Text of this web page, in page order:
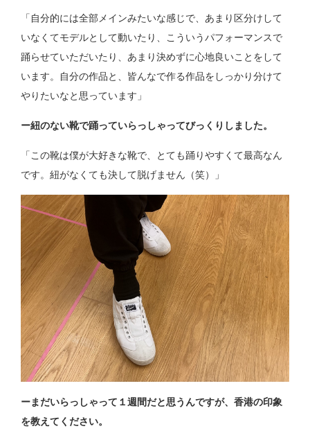
「自分的には全部メインみたいな感じで、あまり区分けして
いなくてモデルとして動いたり、こういうパフォーマンスで
踊らせていただいたり、あまり決めずに心地良いことをして
います。自分の作品と、皆んなで作る作品をしっかり分けて
やりたいなと思っています」
ー紐のない靴で踊っていらっしゃってびっくりしました。
「この靴は僕が大好きな靴で、とても踊りやすくて最高なん
です。紐がなくても決して脱げません（笑）」
ーまだいらっしゃって１週間だと思うんですが、香港の印象
を教えてください。